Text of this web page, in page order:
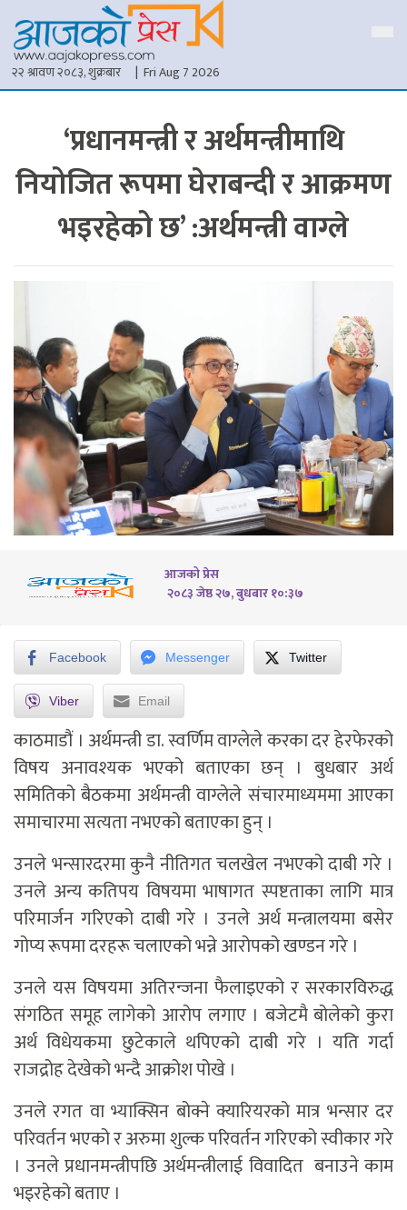
२२ श्रावण २०८३, शुक्रबार | Fri Aug 7 2026
‘प्रधानमन्त्री र अर्थमन्त्रीमाथि
नियोजित रूपमा घेराबन्दी र आक्रमण
भइरहेको छ’ :अर्थमन्त्री वाग्ले
आजको प्रेस
२०८३ जेष्ठ २७, बुधबार १०:३७
Facebook Messenger Twitter
Viber Email
काठमाडौं । अर्थमन्त्री डा. स्वर्णिम वाग्लेले करका दर हेरफेरको
विषय अनावश्यक भएको बताएका छन् । बुधबार अर्थ
समितिको बैठकमा अर्थमन्त्री वाग्लेले संचारमाध्यममा आएका
समाचारमा सत्यता नभएको बताएका हुन् ।
उनले भन्सारदरमा कुनै नीतिगत चलखेल नभएको दाबी गरे ।
उनले अन्य कतिपय विषयमा भाषागत स्पष्टताका लागि मात्र
परिमार्जन गरिएको दाबी गरे । उनले अर्थ मन्त्रालयमा बसेर
गोप्य रूपमा दरहरू चलाएको भन्ने आरोपको खण्डन गरे ।
उनले यस विषयमा अतिरन्जना फैलाइएको र सरकारविरुद्ध
संगठित समूह लागेको आरोप लगाए । बजेटमै बोलेको कुरा
अर्थ विधेयकमा छुटेकाले थपिएको दाबी गरे । यति गर्दा
राजद्रोह देखेको भन्दै आक्रोश पोखे ।
उनले रगत वा भ्याक्सिन बोक्ने क्यारियरको मात्र भन्सार दर
परिवर्तन भएको र अरुमा शुल्क परिवर्तन गरिएको स्वीकार गरे
। उनले प्रधानमन्त्रीपछि अर्थमन्त्रीलाई विवादित बनाउने काम
भइरहेको बताए ।